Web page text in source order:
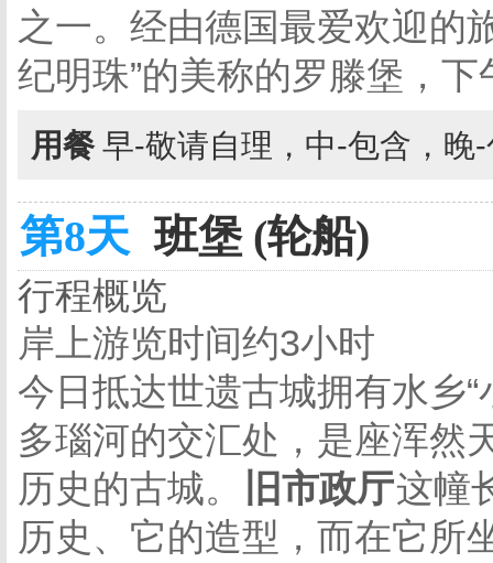
之一。经由德国最爱欢迎的
纪明珠”的美称的罗滕堡，
用餐 早-敬请自理，中-包含，晚
第8天 班堡 (轮船)
行程概览
岸上游览时间约3小时
今日抵达世遗古城拥有水乡
多瑙河的交汇处，是座浑然
历史的古城。
旧市政厅这幢
历史、它的造型，而在它所